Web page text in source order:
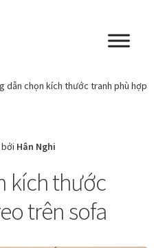
để mỗi ngày bắt đầu nhẹ
dẫn chọn kích thước tranh phù hợp
bởi Hân Nghi
kích thước
trên sofa